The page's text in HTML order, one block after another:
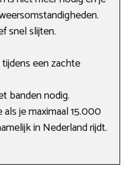
snel slijten.
een zachte
banden nodig.
je maximaal 15.000
in Nederland rijdt.